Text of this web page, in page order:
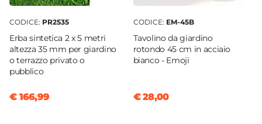
CODICE: PR2535
Erba sintetica 2 x 5 metri
altezza 35 mm per giardino
o terrazzo privato o
pubblico
€ 166,99
CODICE: EM-45B
Tavolino da giardino
rotondo 45 cm in acciaio
bianco - Emoji
€ 28,00